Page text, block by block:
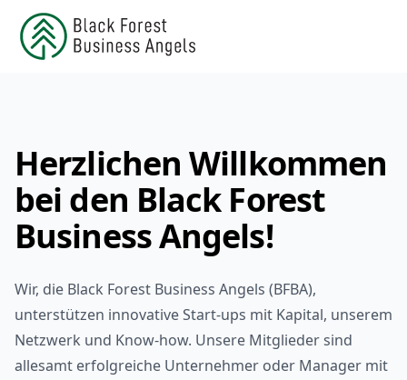
Herzlichen Willkommen
bei den Black Forest
Business Angels!
Wir, die Black Forest Business Angels (BFBA),
unterstützen innovative Start-ups mit Kapital, unserem
Netzwerk und Know-how. Unsere Mitglieder sind
allesamt erfolgreiche Unternehmer oder Manager mit